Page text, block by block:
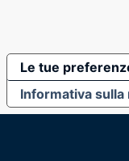
Informativa sulla
Le tue